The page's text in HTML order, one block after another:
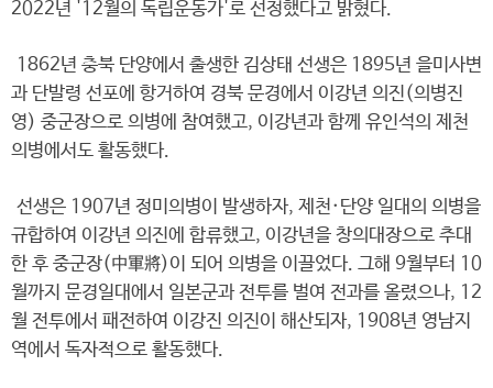
2022년 '12월의 독립운동가'로 선정했다고 밝혔다.
1862년 충북 단양에서 출생한 김상태 선생은 1895년 을미사변
과 단발령 선포에 항거하여 경북 문경에서 이강년 의진(의병진
영) 중군장으로 의병에 참여했고, 이강년과 함께 유인석의 제천
의병에서도 활동했다.
선생은 1907년 정미의병이 발생하자, 제천·단양 일대의 의병을
규합하여 이강년 의진에 합류했고, 이강년을 창의대장으로 추대
한 후 중군장(中軍將)이 되어 의병을 이끌었다. 그해 9월부터 10
월까지 문경일대에서 일본군과 전투를 벌여 전과를 올렸으나, 12
월 전투에서 패전하여 이강진 의진이 해산되자, 1908년 영남지
역에서 독자적으로 활동했다.